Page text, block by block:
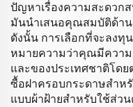
ปัญหาเรื่องความสะดวกส
มันนำเสนอคุณสมบัติด้า
ดังนั้น การเลือกที่จะลง
หมายความว่าคุณมีความ
และของประเทศชาติโด
ซื้อฝาครอบกระดาษสำห
แบบผ้าฝ้ายสำหรับใช้ส่ว